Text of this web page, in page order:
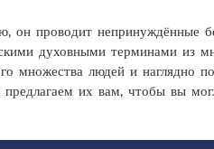
он проводит непринуждённые
духовными терминами из
множества людей и наглядно
их вам, чтобы вы